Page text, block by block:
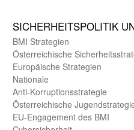
SICHER­HEITS­POLITIK
BMI Strategien
Öster­reichische
Europäische Strategien
Nationale
Anti-Korruptions­strategie
Öster­reichische
EU-Engagement des BMI